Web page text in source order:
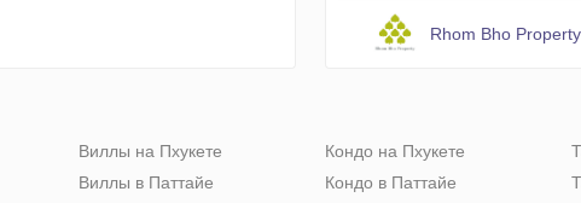
Rhom Bho
Виллы на Пхукете
Виллы в Паттайе
Кондо на Пхукете
Кондо в Паттайе